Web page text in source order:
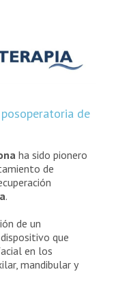
de
ha sido pionero
de
.
de un
que
en los
mandibular y